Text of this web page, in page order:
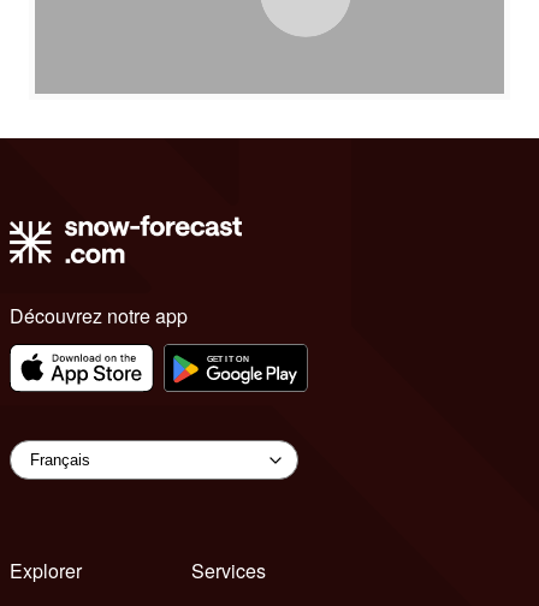
Découvrez notre app
Explorer
Services